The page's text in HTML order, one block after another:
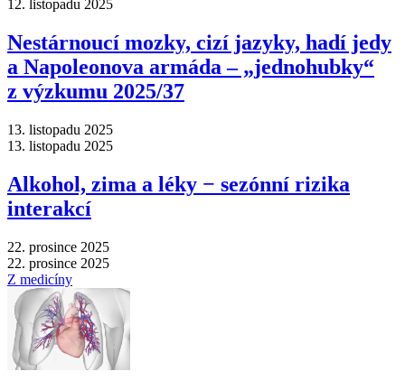
12. listopadu 2025
Nestárnoucí mozky, cizí jazyky, hadí jedy
a Napoleonova armáda –⁠ „jednohubky“
z výzkumu 2025/37
13. listopadu 2025
13. listopadu 2025
Alkohol, zima a léky −⁠ sezónní rizika
interakcí
22. prosince 2025
22. prosince 2025
Z medicíny